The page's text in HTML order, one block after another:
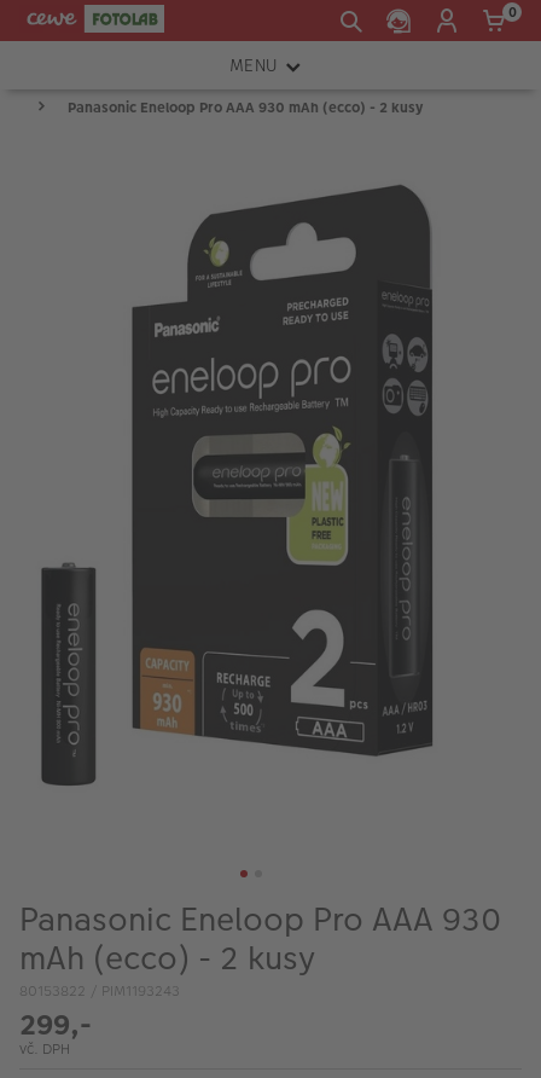
0
MENU
FOTOAPARÁTY
TISKÁRNY A SKENERY
Akce a slevy
Fotoprodukty
Panasonic Eneloop Pro AAA 930 mAh (ecco) - 2 kusy
Panasonic Eneloop Pro AAA 930
mAh (ecco) - 2 kusy
80153822 / PIM1193243
299,-
vč. DPH